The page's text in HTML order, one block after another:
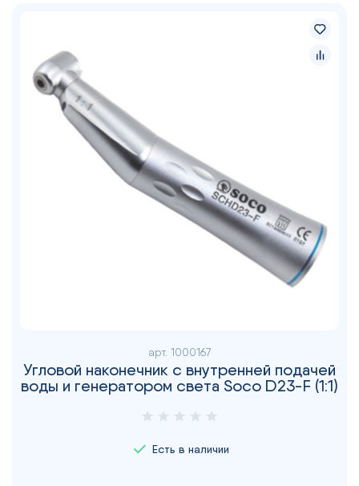
арт. 1000167
Угловой наконечник с внутренней подачей
воды и генератором света Soco D23-F (1:1)
Есть в наличии